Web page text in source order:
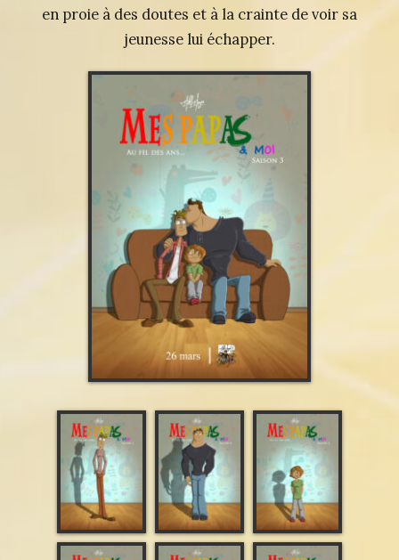
en proie à des doutes et à la crainte de voir sa
jeunesse lui échapper.